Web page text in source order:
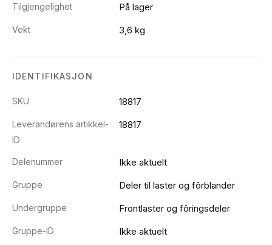
Tilgjengelighet På lager
Vekt 3,6 kg
IDENTIFIKASJON
SKU 18817
Leverandørens artikkel-
ID
18817
Delenummer Ikke aktuelt
Gruppe Deler til laster og fôrblander
Undergruppe Frontlaster og fôringsdeler
Gruppe-ID Ikke aktuelt